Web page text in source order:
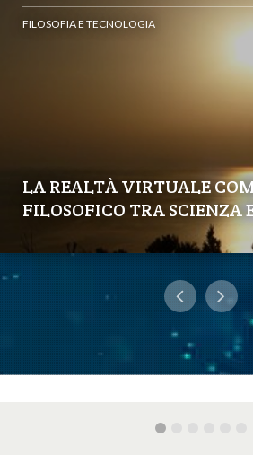
FILOSOFIA E TECNOLOGIA
LA REALTÀ VIRTUALE
FILOSOFICO TRA SCIENZA